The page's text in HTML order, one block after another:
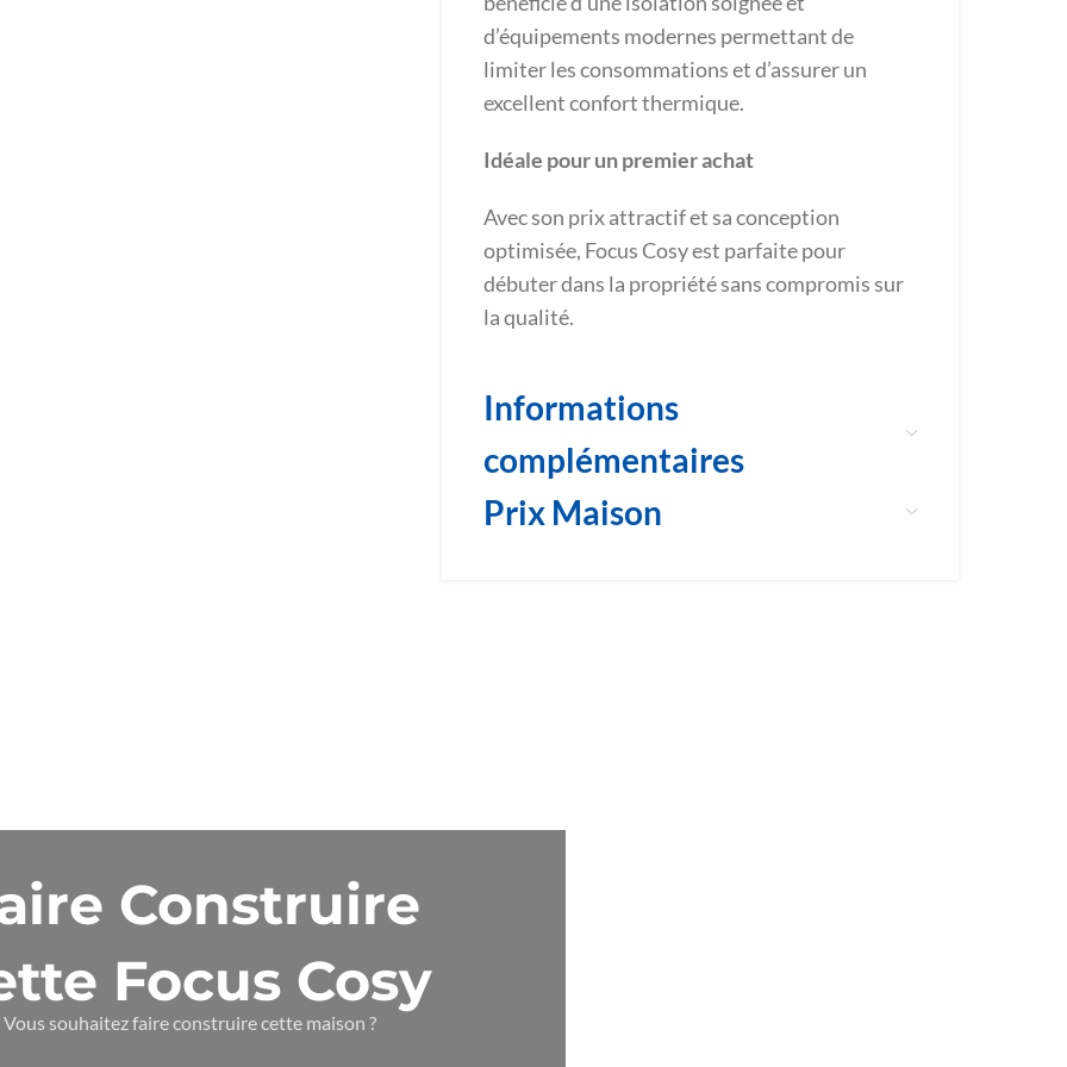
d’équipements modernes permettant de
limiter les consommations et d’assurer un
excellent confort thermique.
Idéale pour un premier achat
Avec son prix attractif et sa conception
optimisée, Focus Cosy est parfaite pour
débuter dans la propriété sans compromis sur
la qualité.
Informations
complémentaires
Prix Maison
Construire
Focus Cosy
Vous souhaitez faire construire cette maison ?